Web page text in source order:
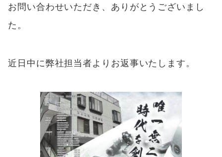
お問い合わせいただき、ありがとうございまし
た。
近日中に弊社担当者よりお返事いたします。